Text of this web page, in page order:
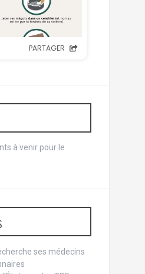
à venir pour le
ses médecins